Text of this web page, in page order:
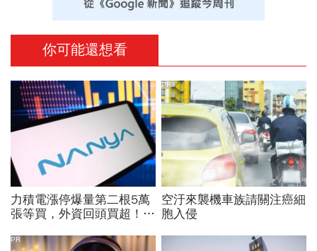
你可能還想看
力積電漲停爆量第二根5萬
張等買，外資回頭買超！華
選誰：關鍵要看這數字
空汙來襲機車族請關注癌細
胞入侵
PR
PR